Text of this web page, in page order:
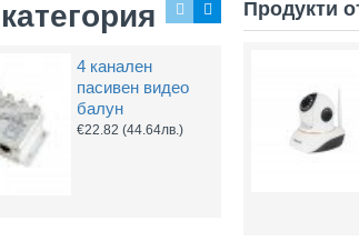
€0.58 €0.67
4 канален
пасивен видео
балун
€22.82 (44.64лв.)
Продукти